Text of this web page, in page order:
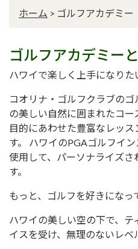
ホーム > ゴルフアカデミー
ゴルフアカデミー
ハワイで楽しく上手になりた
コオリナ・ゴルフクラブの
の美しい自然に囲まれたコ
目的にあわせた豊富なレッ
す。 ハワイのPGAゴルフイ
使用して、パーソナライズ
す。
もっと、ゴルフを好きになっ
ハワイの美しい空の下で、
イスを受け、無理のないレベ